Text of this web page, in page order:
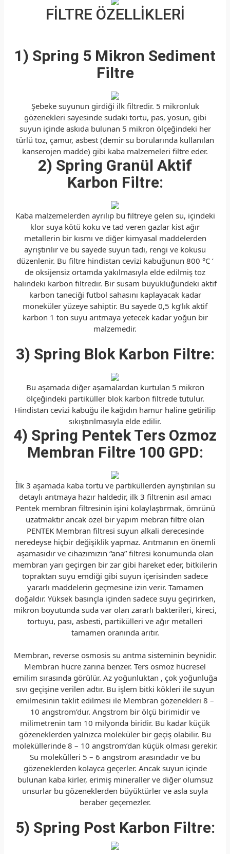
FİLTRE ÖZELLİKLERİ
1) Spring 5 Mikron Sediment
Filtre
Şebeke suyunun girdiği ilk filtredir. 5 mikronluk
gözenekleri sayesinde sudaki tortu, pas, yosun, gibi
suyun içinde askıda bulunan 5 mikron ölçeğindeki her
türlü toz, çamur, asbest (demir su borularında kullanılan
kanserojen madde) gibi kaba malzemeleri filtre eder.
2) Spring Granül Aktif
Karbon Filtre:
Kaba malzemelerden ayrılıp bu filtreye gelen su, içindeki
klor suya kötü koku ve tad veren gazlar kist ağır
metallerin bir kısmı ve diğer kimyasal maddelerden
ayrıştırılır ve bu sayede suyun tadı, rengi ve kokusu
düzenlenir. Bu filtre hindistan cevizi kabuğunun 800 °C ‘
de oksijensiz ortamda yakılmasıyla elde edilmiş toz
halindeki karbon filtredir. Bir susam büyüklüğündeki aktif
karbon taneciği futbol sahasını kaplayacak kadar
moneküler yüzeye sahiptir. Bu sayede 0,5 kg’lık aktif
karbon 1 ton suyu arıtmaya yetecek kadar yoğun bir
malzemedir.
3) Spring Blok Karbon Filtre:
Bu aşamada diğer aşamalardan kurtulan 5 mikron
ölçeğindeki partiküller blok karbon filtrede tutulur.
Hindistan cevizi kabuğu ile kağıdın hamur haline getirilip
sıkıştırılmasıyla elde edilir.
4) Spring Pentek Ters Ozmoz
Membran Filtre 100 GPD:
İlk 3 aşamada kaba tortu ve partiküllerden ayrıştırılan su
detaylı arıtmaya hazır haldedir, ilk 3 filtrenin asıl amacı
Pentek membran filtresinin işini kolaylaştırmak, ömrünü
uzatmaktır ancak özel bir yapım mebran filtre olan
PENTEK Membran filtresi suyun alkali derecesinde
neredeyse hiçbir değişiklik yapmaz. Arıtmanın en önemli
aşamasıdır ve cihazımızın “ana” filtresi konumunda olan
membran yarı geçirgen bir zar gibi hareket eder, bitkilerin
topraktan suyu emdiği gibi suyun içerisinden sadece
yararlı maddelerin geçmesine izin verir. Tamamen
doğaldır. Yüksek basınçla içinden sadece suyu geçirirken,
mikron boyutunda suda var olan zararlı bakterileri, kireci,
tortuyu, pası, asbesti, partikülleri ve ağır metalleri
tamamen oranında arıtır.
Membran, reverse osmosis su arıtma sisteminin beynidir.
Membran hücre zarına benzer. Ters osmoz hücresel
emilim sırasında görülür. Az yoğunluktan , çok yoğunluğa
sıvı geçişine verilen adtır. Bu işlem bitki kökleri ile suyun
emilmesinin taklit edilmesi ile Membran gözenekleri 8 –
10 angstrom’dur. Angstrom bir ölçü birimidir ve
milimetrenin tam 10 milyonda biridir. Bu kadar küçük
gözeneklerden yalnızca moleküler bir geçiş olabilir. Bu
moleküllerinde 8 – 10 angstrom’dan küçük olması gerekir.
Su molekülleri 5 – 6 angstrom arasındadır ve bu
gözeneklerden kolayca geçerler. Ancak suyun içinde
bulunan kaba kirler, erimiş mineraller ve diğer olumsuz
unsurlar bu gözeneklerden büyüktürler ve asla suyla
beraber geçemezler.
5) Spring Post Karbon Filtre: